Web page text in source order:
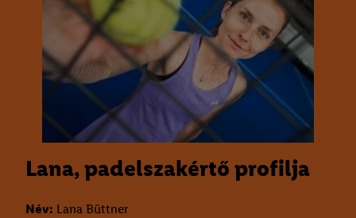
Lana, padelszakértő profilja
Név: Lana Büttner